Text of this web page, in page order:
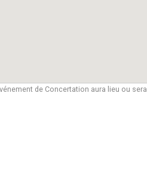
de Concertation aura lieu ou